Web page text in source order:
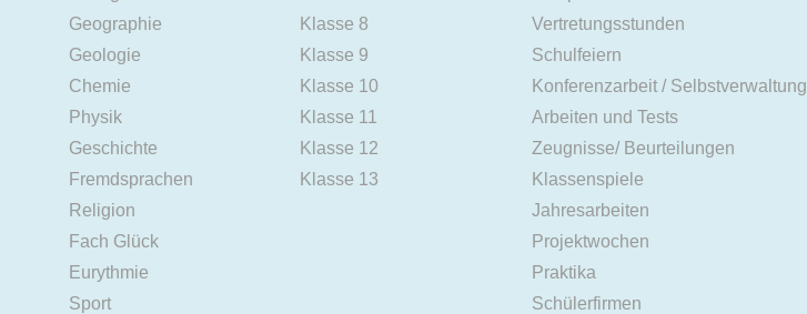
Geographie
Geologie
Chemie
Physik
Geschichte
Fremdsprachen
Religion
Fach Glück
Eurythmie
Sport
Klasse 8
Klasse 9
Klasse 10
Klasse 11
Klasse 12
Klasse 13
Vertretungsstunden
Schulfeiern
Konferenzarbeit / Selbstverwaltung
Arbeiten und Tests
Zeugnisse/ Beurteilungen
Klassenspiele
Jahresarbeiten
Projektwochen
Praktika
Schülerfirmen